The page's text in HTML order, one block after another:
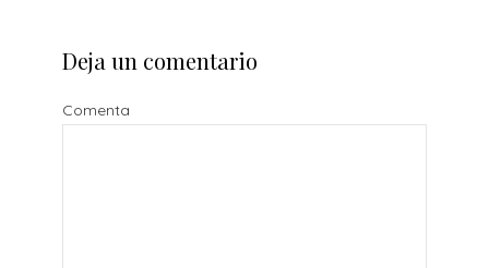
Deja un comentario
Comenta